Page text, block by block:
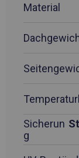
Material
Sicherun
g